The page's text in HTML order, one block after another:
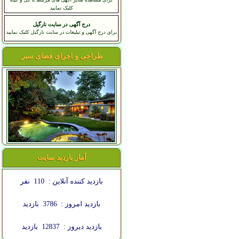
کلیک نمایید
درج آگهی در سایت نارگیل
برای درج آگهی و تبلیغات در سایت نارگیل کلیک نمایید
طراحی و اجرای فضای سبز
آمار بازدید سایت
بازدید کننده آنلاین : 110 نفر
بازدید امروز : 3786 بازدید
بازدید دیروز : 12837 بازدید